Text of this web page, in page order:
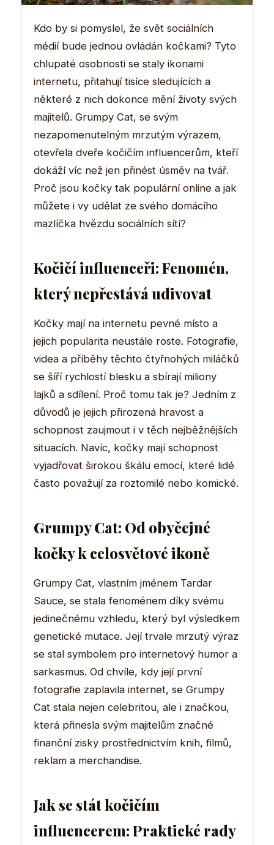
Kdo by si pomyslel, že svět sociálních
médií bude jednou ovládán kočkami? Tyto
chlupaté osobnosti se staly ikonami
internetu, přitahují tisíce sledujících a
některé z nich dokonce mění životy svých
majitelů. Grumpy Cat, se svým
nezapomenutelným mrzutým výrazem,
otevřela dveře kočičím influencerům, kteří
dokáží víc než jen přinést úsměv na tvář.
Proč jsou kočky tak populární online a jak
můžete i vy udělat ze svého domácího
mazlíčka hvězdu sociálních sítí?
Kočičí influenceři: Fenomén,
který nepřestává udivovat
Kočky mají na internetu pevné místo a
jejich popularita neustále roste. Fotografie,
videa a příběhy těchto čtyřnohých miláčků
se šíří rychlostí blesku a sbírají miliony
lajků a sdílení. Proč tomu tak je? Jedním z
důvodů je jejich přirozená hravost a
schopnost zaujmout i v těch nejběžnějších
situacích. Navíc, kočky mají schopnost
vyjadřovat širokou škálu emocí, které lidé
často považují za roztomilé nebo komické.
Grumpy Cat: Od obyčejné
kočky k celosvětové ikoně
Grumpy Cat, vlastním jménem Tardar
Sauce, se stala fenoménem díky svému
jedinečnému vzhledu, který byl výsledkem
genetické mutace. Její trvale mrzutý výraz
se stal symbolem pro internetový humor a
sarkasmus. Od chvíle, kdy její první
fotografie zaplavila internet, se Grumpy
Cat stala nejen celebritou, ale i značkou,
která přinesla svým majitelům značné
finanční zisky prostřednictvím knih, filmů,
reklam a merchandise.
Jak se stát kočičím
influencerem: Praktické rady